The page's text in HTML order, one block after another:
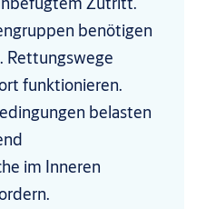
benötigen
funktionieren.
belasten
im Inneren